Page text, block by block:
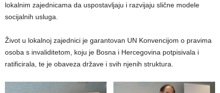
lokalnim zajednicama da uspostavljaju i razvijaju slične modele
socijalnih usluga.
Život u lokalnoj zajednici je garantovan UN Konvencijom o pravima
osoba s invaliditetom, koju je Bosna i Hercegovina potpisivala i
ratificirala, te je obaveza države i svih njenih struktura.